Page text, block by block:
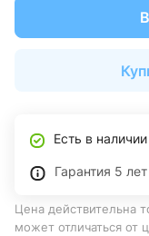
Есть в наличии
Гарантия 5 лет
Цена действительна
может отличаться от